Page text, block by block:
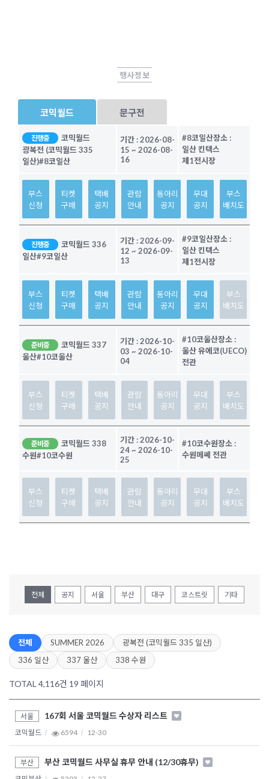
행사정보
코믹월드 문구전
진행중
코믹월드
광복전 (코믹월드 335
일산)#8코일산
기간 :2026-08-
15 ~ 2026-08-
16
#8코일산장소 :
일산 킨텍스
제1전시장
부스
신청
티켓
구매
택배
공지
관람
안내
동아리
공지
무대
공지
부스
배치도
진행중
코믹월드 336
일산#9코일산
기간 :2026-09-
12 ~ 2026-09-
13
#9코일산장소 :
일산 킨텍스
제1전시장
부스
신청
티켓
구매
택배
공지
관람
안내
동아리
공지
무대
공지
부스
배치도
준비중
코믹월드 337
울산#10코울산
기간 :2026-10-
03 ~ 2026-10-
04
#10코울산장소 :
울산 유에코(UECO)
전관
부스
신청
티켓
구매
택배
공지
관람
안내
동아리
공지
무대
공지
부스
배치도
준비중
코믹월드 338
수원#10코수원
기간 :2026-10-
24~ 2026-10-
25
#10코수원장소 :
수원메쎄 전관
부스
신청
티켓
구매
택배
공지
관람
안내
동아리
공지
무대
공지
부스
배치도
전체 공지 서울 부산 대구 코스트릿 기타
전체 SUMMER 2026
광복전 (코믹월드 335 일산)
336 일산
337 울산 338 수원
TOTAL 4,116건 19 페이지
서울 167회 서울 코믹월드 수상자 리스트
코믹월드 6594 12-30
부산 부산 코믹월드 사무실 휴무 안내 (12/30휴무)